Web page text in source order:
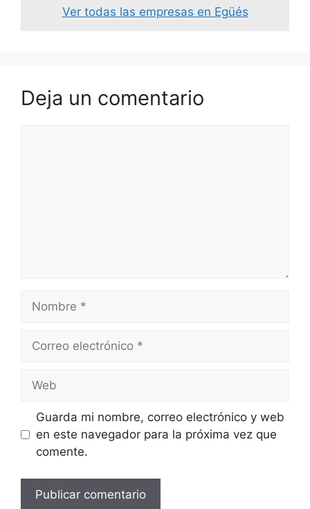
Ver todas las empresas en Egüés
Deja un comentario
Nombre
Correo
Web
Guarda mi nombre, correo electrónico y web
en este navegador para la próxima vez que
comente.